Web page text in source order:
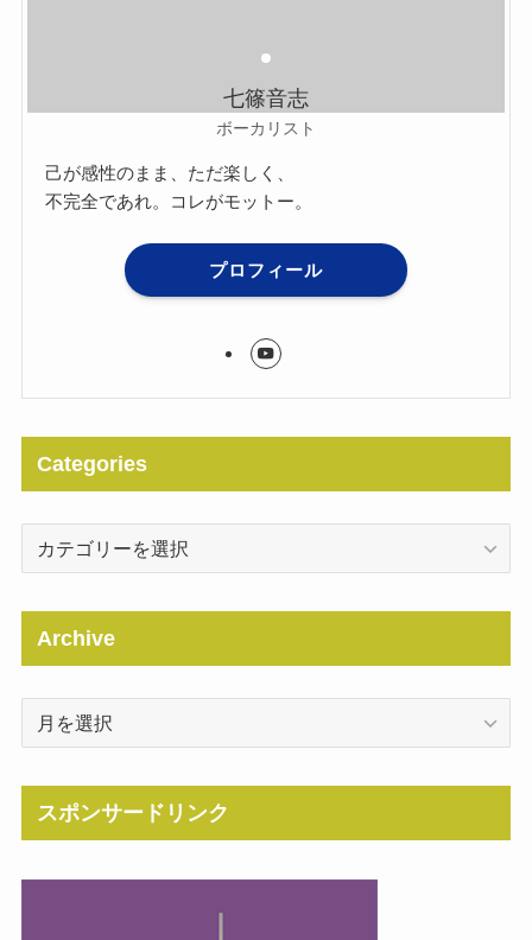
七篠音志
ボーカリスト
己が感性のまま、ただ楽しく、
不完全であれ。コレがモットー。
プロフィール
Categories
Categories
Archive
Archive
スポンサードリンク